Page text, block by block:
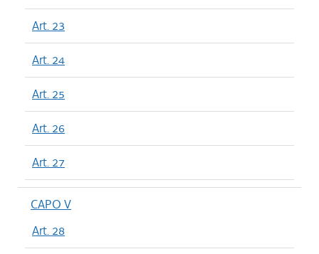
Art. 23
Art. 24
Art. 25
Art. 26
Art. 27
CAPO V
Art. 28